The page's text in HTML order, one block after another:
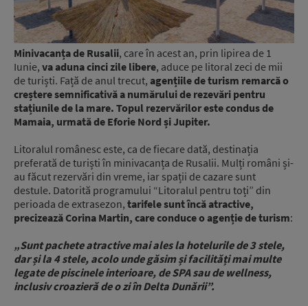
Minivacanța de Rusalii, care în acest an, prin lipirea de 1
Iunie, va aduna cinci zile libere, aduce pe litoral zeci de mii
de turiști. Față de anul trecut, agențiile de turism remarcă o
creștere semnificativă a numărului de rezevări pentru
stațiunile de la mare. Topul rezervărilor este condus de
Mamaia, urmată de Eforie Nord și Jupiter.
Litoralul românesc este, ca de fiecare dată, destinația
preferată de turiști în minivacanța de Rusalii. Mulți români și-
au făcut rezervări din vreme, iar spații de cazare sunt
destule. Datorită programului “Litoralul pentru toți” din
perioada de extrasezon, tarifele sunt încă atractive,
precizează Corina Martin, care conduce o agenție de turism:
„Sunt pachete atractive mai ales la hotelurile de 3 stele,
dar și la 4 stele, acolo unde găsim și facilități mai multe
legate de piscinele interioare, de SPA sau de wellness,
inclusiv croazieră de o zi în Delta Dunării”.